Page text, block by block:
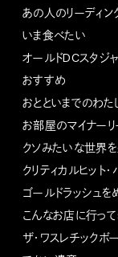
あの人のリーディン
いま食べたい
オールドDCスタジ
おすすめ
おとといまでのわ
お部屋のマイナー
クソみたいな世界
クリティカルヒット・
ゴールドラッシュを
こんなお店に行っ
ザ・ワスレチックボ